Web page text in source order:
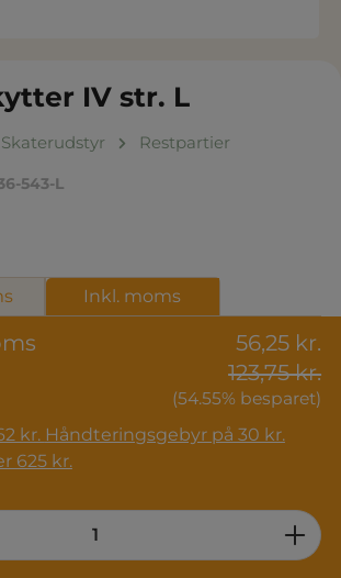
IV str. L
Skaterudstyr Restpartier
543-L
56,25 kr.
123,75 kr.
(54.55% besparet)
på 30 kr.
625 kr.
Inkl. moms
Enter the desired